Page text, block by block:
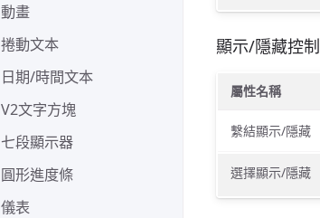
動畫
捲動文本
日期/時間文本
V2文字方塊
七段顯示器
圓形進度條
儀表
顯示/隱藏控制
屬性名稱
繫結顯示/隱藏
選擇顯示/隱藏